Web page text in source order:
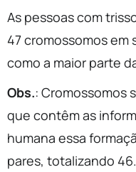
As pessoas com
47 cromossomos em
como a maior parte
Obs.: Cromossomos
que contêm as
humana essa
pares, totalizando 46.